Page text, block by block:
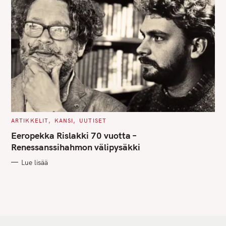
C
T
E
G
O
I
ARTIKKELIT KANSI UUTISET
Eeropekka Rislakki 70 vuotta –
Renessanssihahmon välipysäkki
Lue lisää